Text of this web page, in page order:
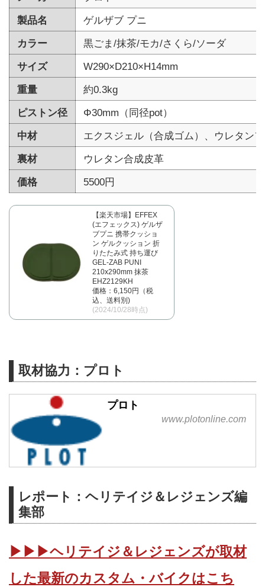
製品名
ゲルザブ プニ
カラー
黒ごま/抹茶/モカ/さくら/ソーダ
サイズ
W290×D210×H14mm
重量
約0.3kg
ピストン径
Φ30mm（同径pot）
中材
エクスジェル（合成ゴム）、ウレタン
裏材
ウレタン合成皮革
価格
5500円
【楽天市場】EFFEX
(エフェックス) ゲルザ
ブプニ 携帯クッショ
ン ゲルクッション 折
りたたみ式 持ち運び
GEL-ZAB PUNI
210x290mm 抹茶
EHZ2129KH
価格：6,150円（税
込、送料別)
(2024/10/28時点)
取材協力：プロト
プロト
www.plotonline.com
レポート：ヘリテイジ＆レジェンズ編
集部
▶▶▶ヘリテイジ＆レジェンズが取材
した最新のカスタム・バイクはこち